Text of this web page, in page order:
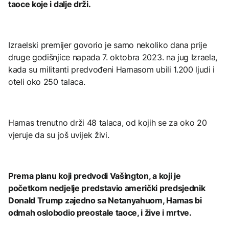
taoce koje i dalje drži.
Izraelski premijer govorio je samo nekoliko dana prije
druge godišnjice napada 7. oktobra 2023. na jug Izraela,
kada su militanti predvođeni Hamasom ubili 1.200 ljudi i
oteli oko 250 talaca.
Hamas trenutno drži 48 talaca, od kojih se za oko 20
vjeruje da su još uvijek živi.
Prema planu koji predvodi Vašington, a koji je
početkom nedjelje predstavio američki predsjednik
Donald Trump zajedno sa Netanyahuom, Hamas bi
odmah oslobodio preostale taoce, i žive i mrtve.